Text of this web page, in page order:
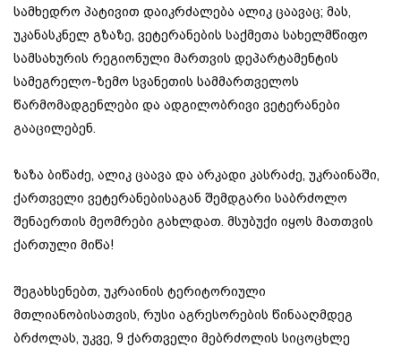
სამხედრო პატივით დაიკრძალება ალიკ ცაავაც; მას,
უკანასკნელ გზაზე, ვეტერანების საქმეთა სახელმწიფო
სამსახურის რეგიონული მართვის დეპარტამენტის
სამეგრელო-ზემო სვანეთის სამმართველოს
წარმომადგენლები და ადგილობრივი ვეტერანები
გააცილებენ.
ზაზა ბიწაძე, ალიკ ცაავა და არკადი კასრაძე, უკრაინაში,
ქართველი ვეტერანებისაგან შემდგარი საბრძოლო
შენაერთის მეომრები გახლდათ. მსუბუქი იყოს მათთვის
ქართული მიწა!
შეგახსენებთ, უკრაინის ტერიტორიული
მთლიანობისათვის, რუსი აგრესორების წინააღმდეგ
ბრძოლას, უკვე, 9 ქართველი მებრძოლის სიცოცხლე